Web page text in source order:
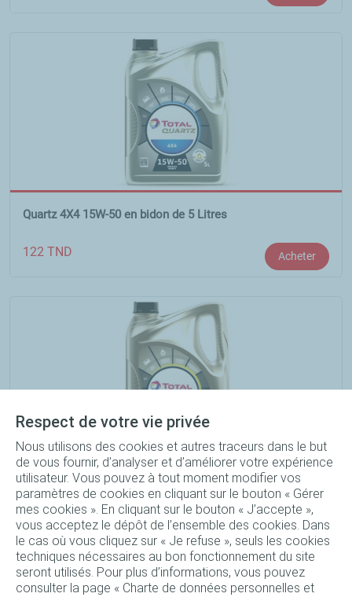
Quartz 4X4 15W-50 en bidon de 5 Litres
122 TND Acheter
Quartz 9000 5W-40 en bidon de 4 Litres
125TND Acheter
Respect de votre vie privée
Nous utilisons des cookies et autres traceurs dans le but
de vous fournir, d’analyser et d’améliorer votre expérience
utilisateur. Vous pouvez à tout moment modifier vos
paramètres de cookies en cliquant sur le bouton « Gérer
mes cookies ». En cliquant sur le bouton « J’accepte »,
vous acceptez le dépôt de l’ensemble des cookies. Dans
le cas où vous cliquez sur « Je refuse », seuls les cookies
techniques nécessaires au bon fonctionnement du site
seront utilisés. Pour plus d’informations, vous pouvez
consulter la page « Charte de données personnelles et